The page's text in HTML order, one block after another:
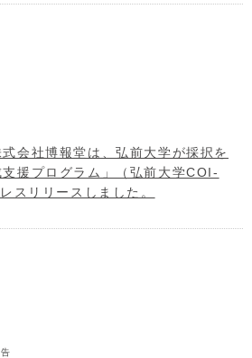
式会社博報堂は、弘前大学が採択を
援プログラム」（弘前大学COI-
スリリースしました。